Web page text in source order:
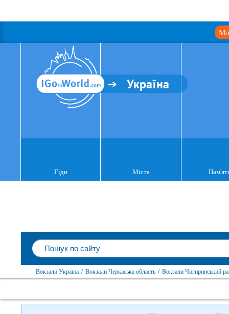
Україна
Гіди Міста
Вокзали Україна / Вокзали Черкаська область / Вокзали Чигиринський